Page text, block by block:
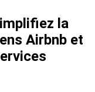
la
Airbnb et